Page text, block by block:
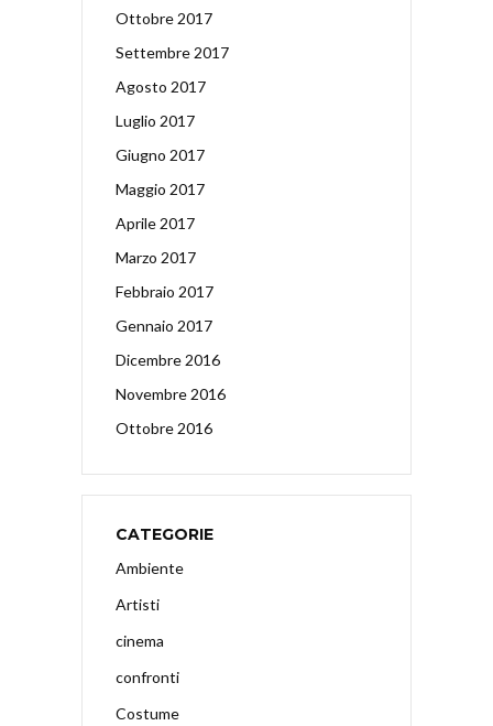
Ottobre 2017
Settembre 2017
Agosto 2017
Luglio 2017
Giugno 2017
Maggio 2017
Aprile 2017
Marzo 2017
Febbraio 2017
Gennaio 2017
Dicembre 2016
Novembre 2016
Ottobre 2016
CATEGORIE
Ambiente
Artisti
cinema
confronti
Costume